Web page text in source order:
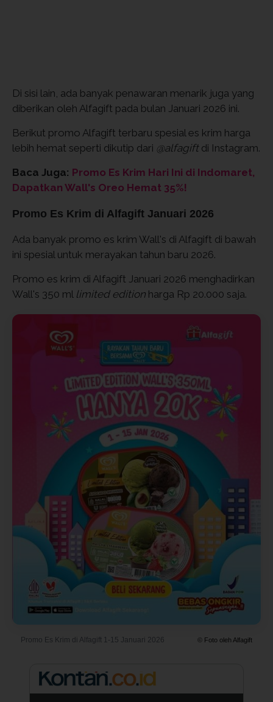
Di sisi lain, ada banyak penawaran menarik juga yang
diberikan oleh Alfagift pada bulan Januari 2026 ini.
Berikut promo Alfagift terbaru spesial es krim harga
lebih hemat seperti dikutip dari @alfagift di Instagram.
Baca Juga: Promo Es Krim Hari Ini di Indomaret,
Dapatkan Wall's Oreo Hemat 35%!
Promo Es Krim di Alfagift Januari 2026
Ada banyak promo es krim Wall's di Alfagift di bawah
ini spesial untuk merayakan tahun baru 2026.
Promo es krim di Alfagift Januari 2026 menghadirkan
Wall's 350 ml limited edition harga Rp 20.000 saja.
Promo Es Krim di Alfagift 1-15 Januari 2026 © Foto oleh Alfagift